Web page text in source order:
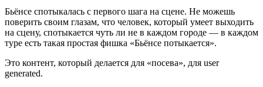
Бьёнсе спотыкалась с первого шага на сцене. Не можешь
поверить своим глазам, что человек, который умеет выходить
на сцену, спотыкается чуть ли не в каждом городе — в каждом
туре есть такая простая фишка «Бьёнсе потыкается».
Это контент, который делается для «посева», для user
generated.